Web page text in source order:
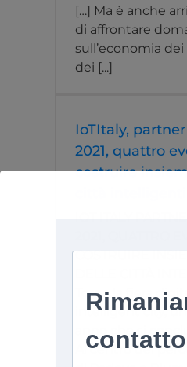
[…] Ma è anche
di affrontare
sull’economia
dei [...]
IoTItaly,
2021, quattro
costruire
COSTRUIRE
Torna la fiera
intelligent city,
anno che si
Al centro del